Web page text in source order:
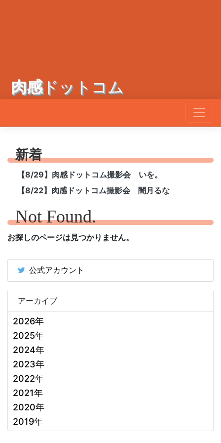
肉感ドットコム
新着
【8/29】肉感ドットコム撮影会 いを。
【8/22】肉感ドットコム撮影会 闇月るな
Not Found.
お探しのページは見つかりません。
公式アカウント
アーカイブ
2026年
2025年
2024年
2023年
2022年
2021年
2020年
2019年